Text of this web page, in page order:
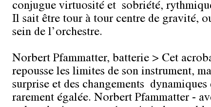
conjugue virtuosité et sobriété,
Il sait être tour à tour centre de gravité,
sein de l’orchestre.
Norbert Pfammatter, batterie > Cet
repousse les limites de son instrument,
surprise et des changements dynamiques
rarement égalée. Norbert Pfammatter -